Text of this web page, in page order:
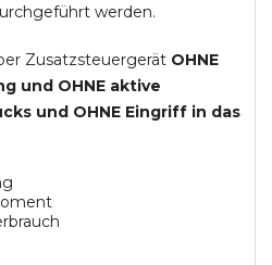
werden.
Zusatzsteuergerät OHNE
und OHNE aktive
und OHNE Eingriff in das